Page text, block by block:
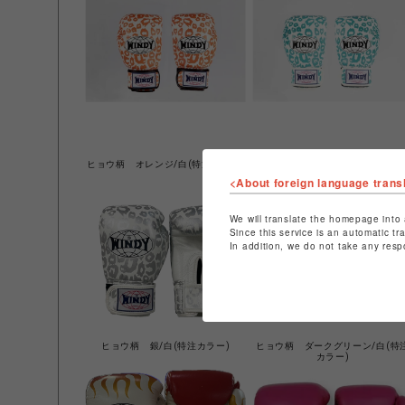
ヒョウ柄 オレンジ/白(特注カラー)
ヒョウ柄 銀/白(特注カラー)
ヒョウ柄 ダークグリーン/白(特
カラー)
<About foreign language
We will translate the homepage
Since this service is an automatic
In addition, we do not take any